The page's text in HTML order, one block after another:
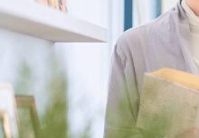
（内容の訂正、追加または
の停止または消去」「第三
に対応させていただいてお
個人情報は「マイページ
で、訂正、追加、変更を
す。マイページをご利用い
つきましては、下記Aをご
ただいた個人情報のうち